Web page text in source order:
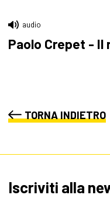
audio
Paolo Crepet - Il
TORNA INDIETRO
Iscriviti alla